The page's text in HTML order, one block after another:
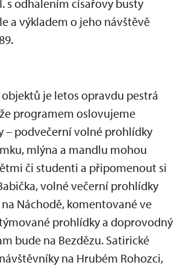
s odhalením císařovy busty
a výkladem o jeho návštěvě
objektů je letos opravdu pestrá
programem oslovujeme
– podvečerní volné prohlídky
mlýna a mandlu mohou
či studenti a připomenout si
volné večerní prohlídky
Náchodě, komentované ve
prohlídky a doprovodný
bude na Bezdězu. Satirické
na Hrubém Rohozci,